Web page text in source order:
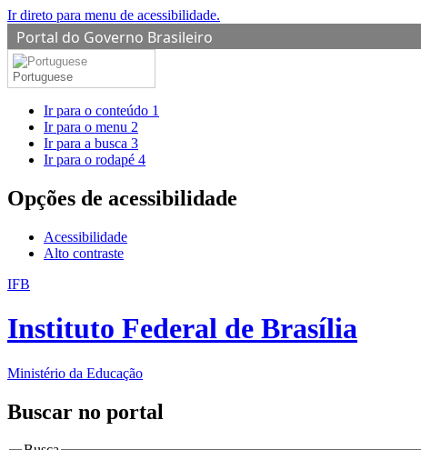
Ir direto para menu de acessibilidade.
Portal do Governo Brasileiro
Portuguese
Ir para o conteúdo 1
Ir para o menu 2
Ir para a busca 3
Ir para o rodapé 4
Opções de acessibilidade
Acessibilidade
Alto contraste
IFB
Instituto Federal de Brasília
Ministério da Educação
Buscar no portal